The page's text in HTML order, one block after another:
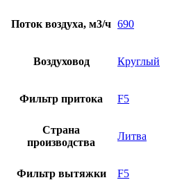
Поток воздуха, м3/ч 690
Воздуховод Круглый
Фильтр притока F5
Страна
производства
Литва
Фильтр вытяжки F5